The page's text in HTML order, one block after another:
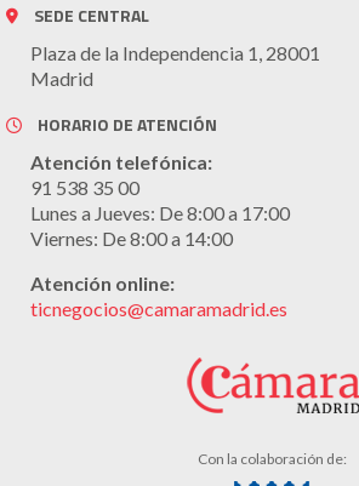
SEDE CENTRAL
Plaza de la Independencia 1, 28001
Madrid
HORARIO DE ATENCIÓN
Atención telefónica:
91 538 35 00
Lunes a Jueves: De 8:00 a 17:00
Viernes: De 8:00 a 14:00
Atención online:
ticnegocios@camaramadrid.es
Con la colaboración de: